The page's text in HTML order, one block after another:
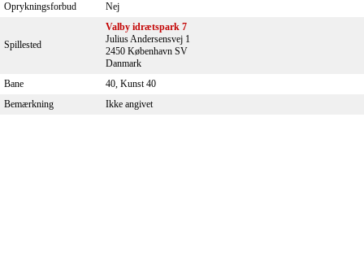
Oprykningsforbud
Nej
Spillested
Valby idrætspark 7
Julius Andersensvej 1
2450 København SV
Danmark
Bane
40, Kunst 40
Bemærkning
Ikke angivet